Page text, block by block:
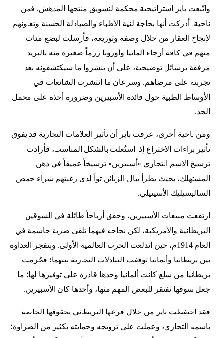
واتّبعت باير استراتيجية محكمة لتسويق منتجها المدهش. فمن
ناحية، أدركت أنها بحاجة لنية الأطباء والصيادلة الحسنة وتعاونهم
لإنجاح العقار من خلال وصفه وتوزيعه، فأرسلت لبضع مئات
منهم في كافة أرجاء ألمانيا وأوروبا رزماً صغيرة منه بالبريد
مرفقة برسائل توضيحية، على أن ينشروا ما سيكتشفونه بعد
تجربته على مرضاهم. وسرعان ما انتشرت الشائعات في
الأوساط الطبية حول فائدة الأسبيرين وضرورة أخذه على محمل
الجد.
ومن ناحية أخرى، عرفت باير أن تأثير العلامات التجارية قد يفوق
تأثير براءات الاختراع إذا استُغلت بالشكل المناسب، فأرادت
ترسيخ الاسم التجاري «أسبيرين» ترسيخاً عميقاً في ذهن
المستهلك، بحيث يطرأ ببال الزبائن تواً لدى رغبتهم شراء حمض
الساليسيليك الأسيتيلي.
ارتفعت مبيعات الأسبيرين، وحقق أرباحاً طائلة في السوقين
البريطانية والأمريكية، لكن نجاحه فيهما تلقى ضربة حاسمة في
العام 1914م، حين اندلعت الحرب العالمية الأولى. وبتفجر العداوة
بين بريطانيا وألمانيا توقفت التبادلات التجارية بينهما؛ فحُرمت
بريطانيا من سلع كانت ألمانيا وحدها قادرة على توفيرها لها؛ ما
جعل سوقها تفتقر للبعض المهم منها، وأحدها كان الأسبيرين.
فقد احتفظت باير من خلال فرعها البريطاني بحقوقها الخاصة
باسمه التجاري، وعملت على ترويجه وحمايته بكثير من الضراوة؛